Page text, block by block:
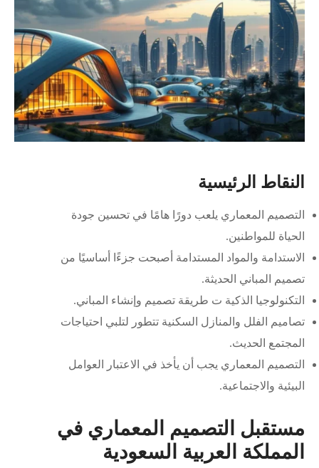
النقاط الرئيسية
التصميم المعماري يلعب دورًا هامًا في تحسين جودة
الحياة للمواطنين.
الاستدامة والمواد المستدامة أصبحت جزءًا أساسيًا من
تصميم المباني الحديثة.
التكنولوجيا الذكية ت طريقة تصميم وإنشاء المباني.
تصاميم الفلل والمنازل السكنية تتطور لتلبي احتياجات
المجتمع الحديث.
التصميم المعماري يجب أن يأخذ في الاعتبار العوامل
البيئية والاجتماعية.
مستقبل التصميم المعماري في
المملكة العربية السعودية